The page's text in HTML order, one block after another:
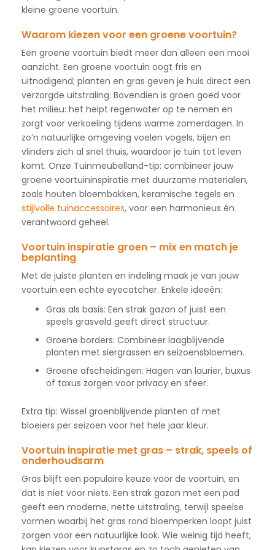
kleine groene voortuin.
Waarom kiezen voor een groene voortuin?
Een groene voortuin biedt meer dan alleen een mooi
aanzicht. Een groene voortuin oogt fris en
uitnodigend; planten en gras geven je huis direct een
verzorgde uitstraling. Bovendien is groen goed voor
het milieu: het helpt regenwater op te nemen en
zorgt voor verkoeling tijdens warme zomerdagen. In
zo’n natuurlijke omgeving voelen vogels, bijen en
vlinders zich al snel thuis, waardoor je tuin tot leven
komt. Onze Tuinmeubelland-tip: combineer jouw
groene voortuininspiratie met duurzame materialen,
zoals houten bloembakken, keramische tegels en
stijlvolle tuinaccessoires, voor een harmonieus én
verantwoord geheel.
Voortuin inspiratie groen – mix en match je
beplanting
Met de juiste planten en indeling maak je van jouw
voortuin een echte eyecatcher. Enkele ideeën:
Gras als basis: Een strak gazon of juist een
speels grasveld geeft direct structuur.
Groene borders: Combineer laagblijvende
planten met siergrassen en seizoensbloemen.
Groene afscheidingen: Hagen van laurier, buxus
of taxus zorgen voor privacy en sfeer.
Extra tip: Wissel groenblijvende planten af met
bloeiers per seizoen voor het hele jaar kleur.
Voortuin inspiratie met gras – strak, speels of
onderhoudsarm
Gras blijft een populaire keuze voor de voortuin, en
dat is niet voor niets. Een strak gazon met een pad
geeft een moderne, nette uitstraling, terwijl speelse
vormen waarbij het gras rond bloemperken loopt juist
zorgen voor een natuurlijke look. Wie weinig tijd heeft,